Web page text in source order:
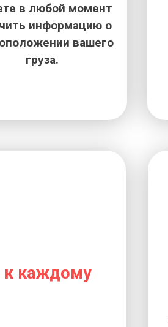
в любой момент
информацию о
вашего
груза.
к каждому